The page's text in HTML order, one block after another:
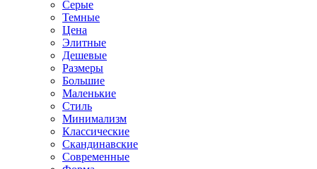
Серые
Темные
Цена
Элитные
Дешевые
Размеры
Большие
Маленькие
Стиль
Минимализм
Классические
Скандинавские
Современные